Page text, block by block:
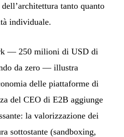
tanto quanto
individuale.
— 250 milioni di USD di
da zero — illustra
delle piattaforme di
del CEO di E2B aggiunge
la valorizzazione dei
sottostante (sandboxing,